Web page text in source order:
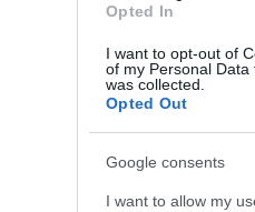
Opted In
I want to opt-out of
of my Personal
was collected.
Opted Out
Google consents
I want to allow my
Χέρι χέρι στην
«The Death of Robin